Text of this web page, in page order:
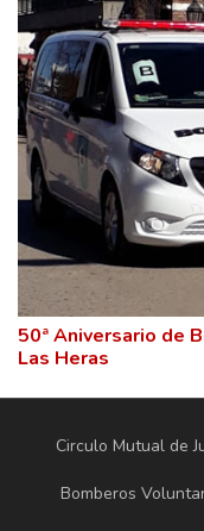
50ª Aniversario de
Las Heras
Circulo Mutual de
Bomberos